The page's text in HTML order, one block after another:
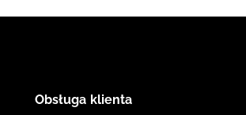
Obsługa klienta